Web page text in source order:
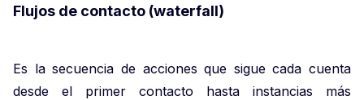
Flujos de contacto (waterfall)
Es la secuencia de acciones que sigue cada cuenta
desde el primer contacto hasta instancias más